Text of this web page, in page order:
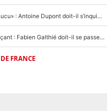
«Le XV de France est meilleur avec Lucu» : Antoine Dupont doit-il s’inquiéter pour sa place ?
Le XV de France a trouvé son remplaçant : Fabien Galthié doit-il se passer d'Antoine Dupont ?
FRANCE